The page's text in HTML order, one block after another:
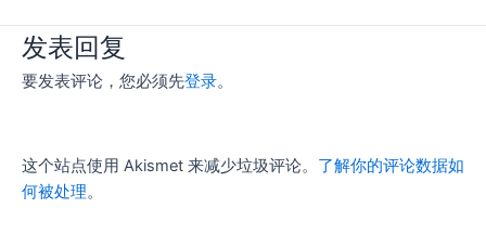
发表回复
要发表评论，您必须先登录。
这个站点使用 Akismet 来减少垃圾评论。 了解你的评论数据如
何被处理。